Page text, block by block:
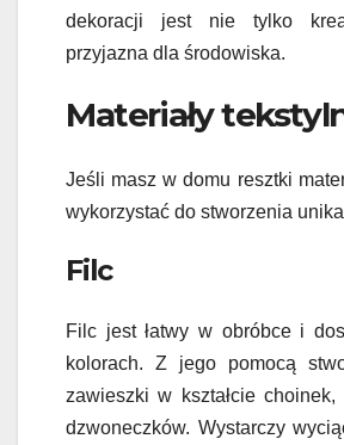
dekoracji jest nie tylko
przyjazna dla środowiska.
Materiały
Jeśli masz w domu resztki
wykorzystać do stworzenia
Filc
Filc jest łatwy w obróbce i
kolorach. Z jego pomocą
zawieszki w kształcie
dzwoneczków. Wystarczy